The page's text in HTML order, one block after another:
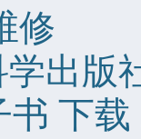
修
出版
下载